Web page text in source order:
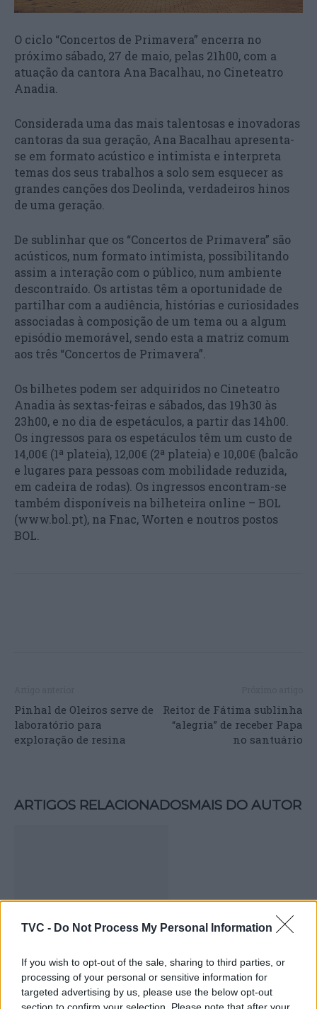
TVC - Do Not Process My Personal Information
If you wish to opt-out of the sale, sharing to third parties, or
processing of your personal or sensitive information for
targeted advertising by us, please use the below opt-out
section to confirm your selection. Please note that after your
O ciclo “Concertos de Primavera” encerra no
próximo sábado, 27 de maio, pelas 21h00, com a
atuação da cantora Ana Bacalhau, no Cineteatro
Anadia.
Considerada uma das mais talentosas e inovadoras
cantoras da sua geração, Ana Bacalhau apresenta-
se em formato acústico e intimista e interpreta
temas dos seus trabalhos a solo sem esquecer as
grandes canções dos Deolinda, verdadeiros hinos
de uma geração.
De sublinhar que os “Concertos de Primavera” são
acústicos, num formato intimista, possibilitando
assim a interação com o público, num ambiente
descontraído. Os artistas têm a oportunidade de
partilhar com a audiência, histórias e curiosidades
associadas à composição de um tema ou a algum
episódio memorável, sendo esta a matriz comum
aos três “Concertos de Primavera”.
Os bilhetes podem ser adquiridos no Cineteatro
Anadia às sextas-feiras e sábados, das 19h30 às
23h00, e no dia de espetáculos, a partir das 14h00.
Os ingressos para os espetáculos têm um custo de
14,00€ (1ª plateia), 12,00€ (2ª plateia) e 10,00€ (balcão
e lugares para pessoas com mobilidade reduzida,
em cadeira de rodas). Os ingressos encontram-se
também disponíveis na bilheteira online – BOL
(www.bol.pt), na Fnac, Worten e noutros postos
BOL.
Pinhal de Oleiros serve de
laboratório para
exploração de resina
Reitor de Fátima sublinha
“alegria” de receber Papa
no santuário
ARTIGOS RELACIONADOSMAIS DO AUTOR
Deputados do PSD saúdam Banda
Sinfónica da ARMAB pelo 1º lugar no